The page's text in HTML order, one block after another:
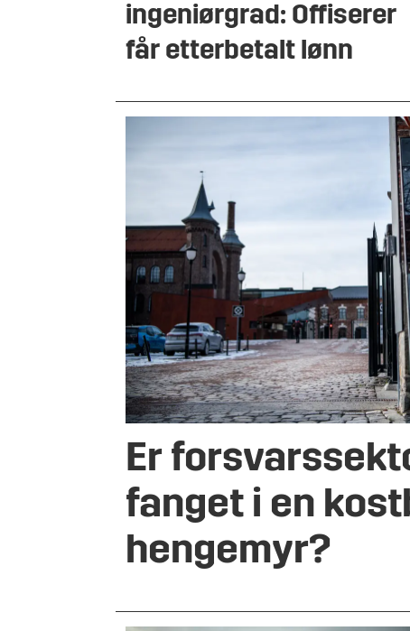
ingeniørgrad: Offiserer
får etterbetalt lønn
Er
fanget i en
hengemyr?